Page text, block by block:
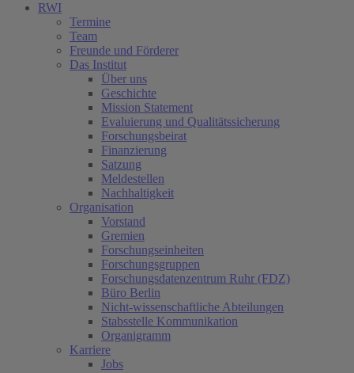
RWI
Termine
Team
Freunde und Förderer
Das Institut
Über uns
Geschichte
Mission Statement
Evaluierung und Qualitätssicherung
Forschungsbeirat
Finanzierung
Satzung
Meldestellen
Nachhaltigkeit
Organisation
Vorstand
Gremien
Forschungseinheiten
Forschungsgruppen
Forschungsdatenzentrum Ruhr (FDZ)
Büro Berlin
Nicht-wissenschaftliche Abteilungen
Stabsstelle Kommunikation
Organigramm
Karriere
Jobs